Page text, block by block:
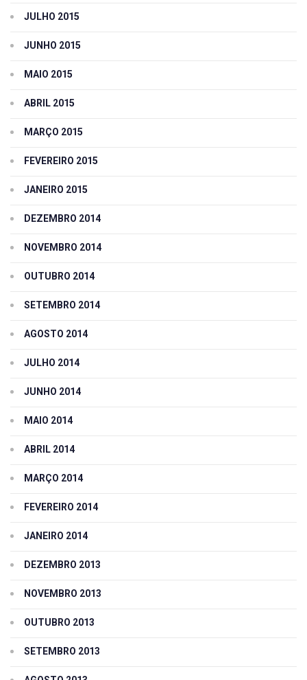
JULHO 2015
JUNHO 2015
MAIO 2015
ABRIL 2015
MARÇO 2015
FEVEREIRO 2015
JANEIRO 2015
DEZEMBRO 2014
NOVEMBRO 2014
OUTUBRO 2014
SETEMBRO 2014
AGOSTO 2014
JULHO 2014
JUNHO 2014
MAIO 2014
ABRIL 2014
MARÇO 2014
FEVEREIRO 2014
JANEIRO 2014
DEZEMBRO 2013
NOVEMBRO 2013
OUTUBRO 2013
SETEMBRO 2013